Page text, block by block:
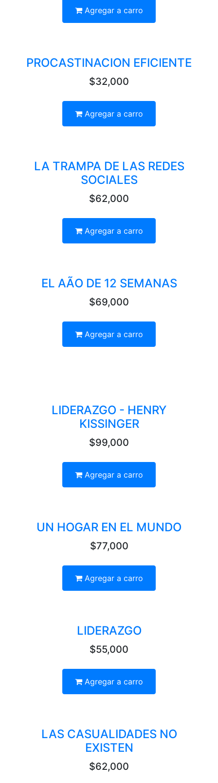
Agregar a carro
PROCASTINACION EFICIENTE
$32,000
Agregar a carro
LA TRAMPA DE LAS REDES
SOCIALES
$62,000
Agregar a carro
EL AÃO DE 12 SEMANAS
$69,000
Agregar a carro
LIDERAZGO - HENRY
KISSINGER
$99,000
Agregar a carro
UN HOGAR EN EL MUNDO
$77,000
Agregar a carro
LIDERAZGO
$55,000
Agregar a carro
LAS CASUALIDADES NO
EXISTEN
$62,000